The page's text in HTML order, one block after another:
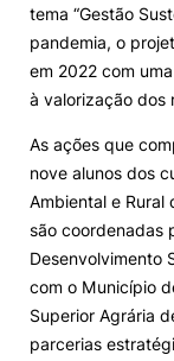
Ofertas de
Mudança de
tema “Gestão
pandemia, o
em 2022 com
à valorização dos
As ações que
nove alunos dos
Ambiental e Rural
são coordenadas
Desenvolvimento
com o Município
Superior Agrária
parcerias